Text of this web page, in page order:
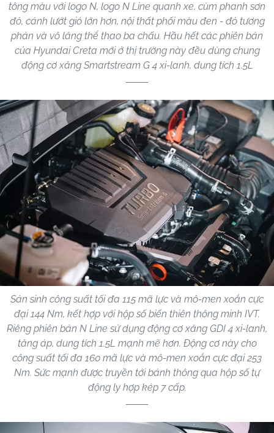
tông màu với logo N, logo N Line quanh xe, cùm phanh sơn
đỏ, cánh lướt gió lớn hơn, nội thất phối màu đen - đỏ tương
phản và vô lăng thể thao ba chấu. Hầu hết các phiên bản
của Hyundai Creta mới ở thị trường này đều dùng chung
động cơ xăng Smartstream G 4 xi-lanh, dung tích 1.5L
Sản sinh công suất tối đa 115 mã lực và mô-men xoắn cực
đại 144 Nm, kết hợp với hộp số biến thiên thông minh IVT.
Riêng phiên bản N Line sử dụng động cơ xăng GDI 4 xi-lanh,
tăng áp, dung tích 1.5L mạnh mẽ hơn. Động cơ này cho
công suất tối đa 160 mã lực và mô-men xoắn cực đại 253
Nm. Sức mạnh được truyền tới bánh thông qua hộp số tự
động ly hợp kép 7 cấp.